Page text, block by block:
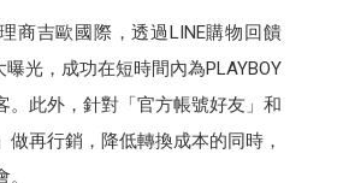
商吉歐國際，透過LINE購物回饋
光，成功在短時間內為PLAYBOY
。此外，針對「官方帳號好友」和
做再行銷，降低轉換成本的同時，